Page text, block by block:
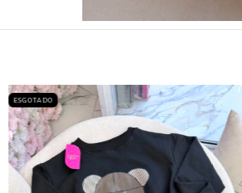
ESGOTADO